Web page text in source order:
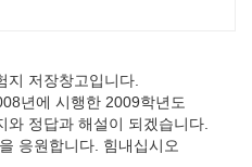
지 저장창고입니다.
년에 시행한 2009학년도
정답과 해설이 되겠습니다.
응원합니다. 힘내십시오